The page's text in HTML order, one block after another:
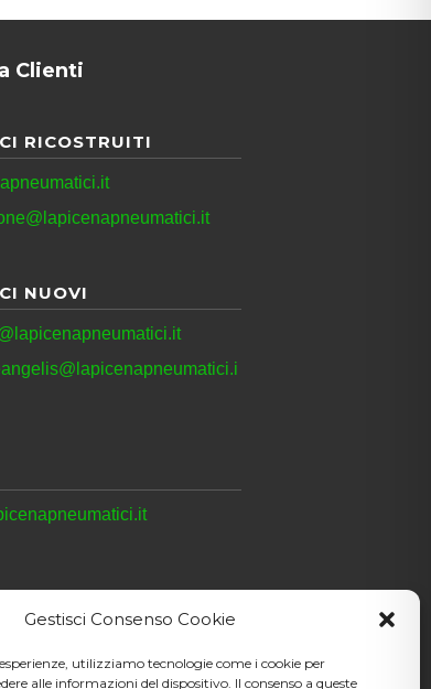
Gestisci Consenso Cookie
utilizziamo tecnologie come i cookie per
alle informazioni del dispositivo. Il consenso a queste
Clienti
RICOSTRUITI
NUOVI